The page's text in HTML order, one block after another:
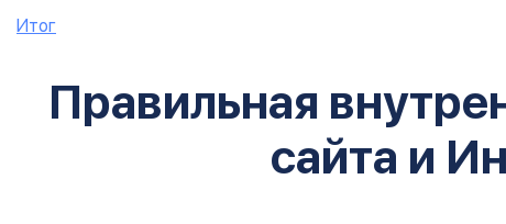
Итог
Правильная
сайта и